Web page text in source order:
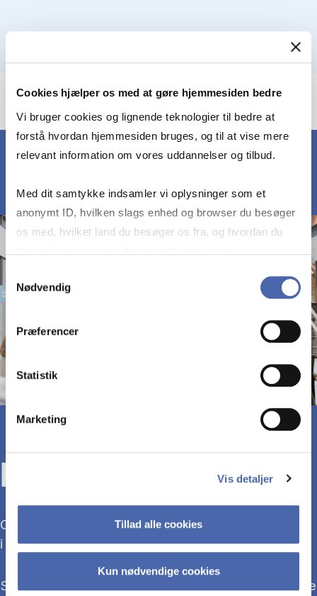
Cookies hjælper os med at gøre hjemmesiden bedre
Vi bruger cookies og lignende teknologier til bedre at
forstå hvordan hjemmesiden bruges, og til at vise mere
relevant information om vores uddannelser og tilbud.
Med dit samtykke indsamler vi oplysninger som et
anonymt ID, hvilken slags enhed og browser du besøger
os med, hvilket land du besøger os fra, og hvordan du
markedsføring. Du bestemmer selv - og kan altid trække
Nødvendig
Præferencer
Statistik
Marketing
Vis detaljer
Tillad alle cookies
Kun nødvendige cookies
KOM TIL ÅBENT HUS
Overvejer du at søge ind på en bacheloruddannelse
i 2027?
Så kom med til Åbent Hus, hvor du kan blive klogere